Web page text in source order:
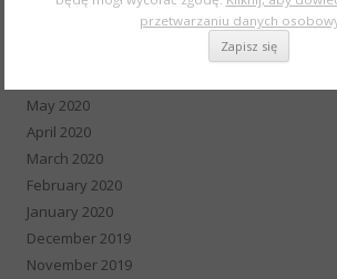
May 2020
April 2020
March 2020
February 2020
January 2020
December 2019
November 2019
przetwarzaniu danych